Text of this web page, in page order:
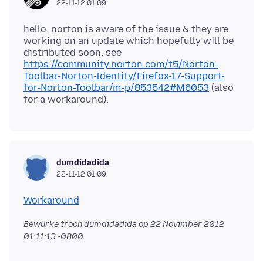
22-11-12 01:09
hello, norton is aware of the issue & they are
working on an update which hopefully will be
distributed soon, see
https://community.norton.com/t5/Norton-
Toolbar-Norton-Identity/Firefox-17-Support-
for-Norton-Toolbar/m-p/853542#M6053 (also
dumdidadida
22-11-12 01:09
Workaround
Bewurke troch dumdidadida op 22 Novimber 2012
01:11:13 -0800